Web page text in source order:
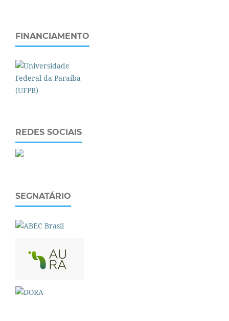
FINANCIAMENTO
REDES SOCIAIS
SEGNATÁRIO